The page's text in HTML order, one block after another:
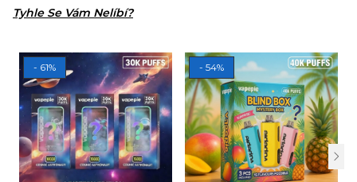
Tyhle Se Vám Nelíbí?
- 61% - 54%